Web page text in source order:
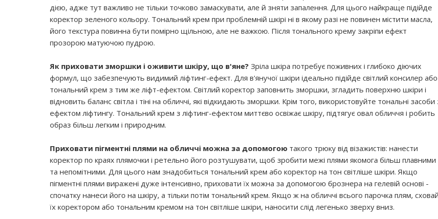
дією, адже тут важливо не тільки точково замаскувати, але й зняти запалення. Для цього найкраще підійде
коректор зеленого кольору. Тональний крем при проблемній шкірі ні в якому разі не повинен містити масла,
його текстура повинна бути помірно щільною, але не важкою. Після тонального крему закріпи ефект
прозорою матуючою пудрою.
Як приховати зморшки і оживити шкіру, що в'яне? Зріла шкіра потребує поживних і глибоко діючих
формул, що забезпечують видимий ліфтинг-ефект. Для в'янучої шкіри ідеально підійде світлий консилер або
тональний крем з тим же ліфт-ефектом. Світлий коректор заповнить зморшки, згладить поверхню шкіри і
відновить баланс світла і тіні на обличчі, які відкидають зморшки. Крім того, використовуйте тональні засоби
ефектом ліфтингу. Тональний крем з ліфтинг-ефектом миттєво освіжає шкіру, підтягує овал обличчя і робить
образ більш легким і природним.
Приховати пігментні плями на обличчі можна за допомогою такого трюку від візажистів: нанести
коректор по краях плямочки і ретельно його розтушувати, щоб зробити межі плями якомога більш плавними
та непомітними. Для цього нам знадобиться тональний крем або коректор на тон світліше шкіри. Якщо
пігментні плями виражені дуже інтенсивно, приховати їх можна за допомогою брознера на гелевій основі -
спочатку нанеси його на шкіру, а тільки потім тональний крем. Якщо ж на обличчі всього парочка плям,
їх коректором або тональним кремом на тон світліше шкіри, наносити слід легенько зверху вниз.